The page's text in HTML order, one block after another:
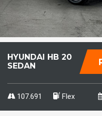
HYUNDAI HB 20
SEDAN
COMFORT PLUS
107.691 Flex